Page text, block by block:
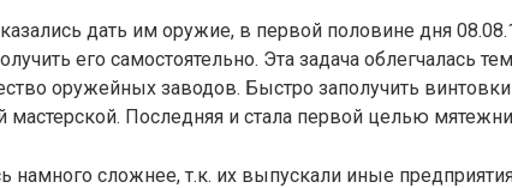
дать им оружие, в первой половине дня
его самостоятельно. Эта задача облегчалась
оружейных заводов. Быстро заполучить
мастерской. Последняя и стала первой целью
намного сложнее, т.к. их выпускали иные